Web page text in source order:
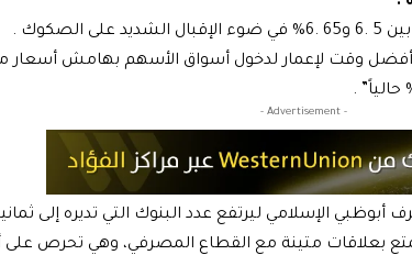
أفضل وقت لإعمار لدخول أسواق الأسهم بهامش
- Advertisement -
الإسلامي ليرتفع عدد البنوك التي تديره إلى
بعلاقات متينة مع القطاع المصرفي، وهي تحرص على